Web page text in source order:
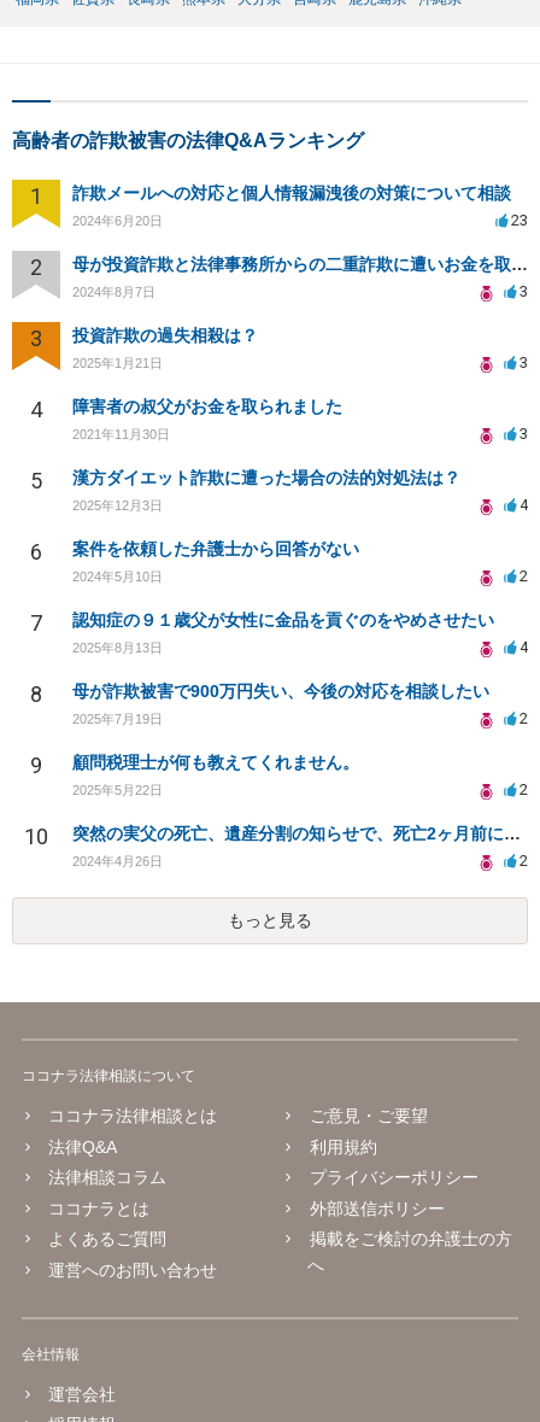
高齢者の詐欺被害の法律Q&Aランキング
1 詐欺メールへの対応と個人情報漏洩後の対策について相談
2024年6月20日 23
2 母が投資詐欺と法律事務所からの二重詐欺に遭いお金を取り戻す方法は？
2024年8月7日 3
3 投資詐欺の過失相殺は？
2025年1月21日 3
4 障害者の叔父がお金を取られました
2021年11月30日 3
5 漢方ダイエット詐欺に遭った場合の法的対処法は？
2025年12月3日 4
6 案件を依頼した弁護士から回答がない
2024年5月10日 2
7 認知症の９１歳父が女性に金品を貢ぐのをやめさせたい
2025年8月13日 4
8 母が詐欺被害で900万円失い、今後の対応を相談したい
2025年7月19日 2
9 顧問税理士が何も教えてくれません。
2025年5月22日 2
10 突然の実父の死亡、遺産分割の知らせで、死亡2ヶ月前に中国人との婚姻や贈与に不審感！
2024年4月26日 2
もっと見る
ココナラ法律相談について
ココナラ法律相談とは
法律Q&A
法律相談コラム
ココナラとは
よくあるご質問
運営へのお問い合わせ
ご意見・ご要望
利用規約
プライバシーポリシー
外部送信ポリシー
掲載をご検討の弁護士の方
へ
会社情報
運営会社